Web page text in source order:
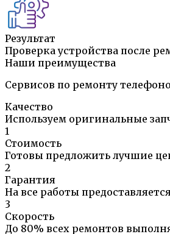
Результат
Проверка устройства после
Наши преимущества
Сервисов по ремонту
Качество
Используем оригинальные
1
Стоимость
Готовы предложить лучшие
2
Гарантия
На все работы
3
Скорость
До 80% всех ремонтов